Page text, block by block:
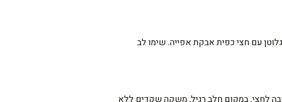
עם חצי כפית אבקת אפייה. שימו לב
הצהובה לחצי. במקום חלב רגיל, משקה שקדים ללא